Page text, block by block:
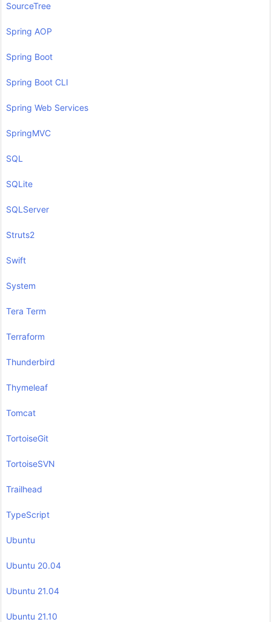
SourceTree
Spring AOP
Spring Boot
Spring Boot CLI
Spring Web Services
SpringMVC
SQL
SQLite
SQLServer
Struts2
Swift
System
Tera Term
Terraform
Thunderbird
Thymeleaf
Tomcat
TortoiseGit
TortoiseSVN
Trailhead
TypeScript
Ubuntu
Ubuntu 20.04
Ubuntu 21.04
Ubuntu 21.10